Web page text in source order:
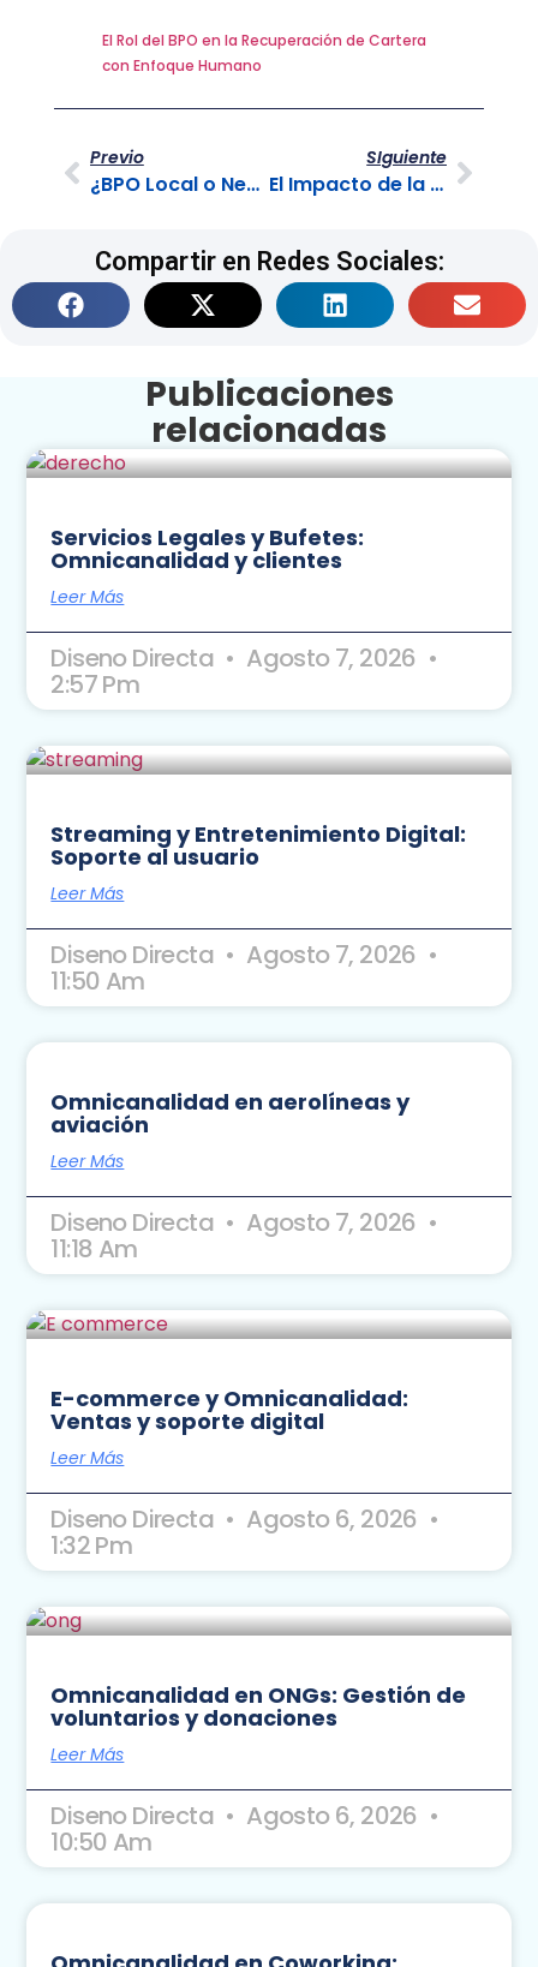
El Rol del BPO en la Recuperación de Cartera
con Enfoque Humano
Previo
¿BPO Local o Nearshore? La Ventaja de la Proximidad Cultural y Horaria
SIguiente
El Impacto de la Primera Llamada en la Adopción del Producto (Onboarding)
Compartir en Redes Sociales:
Publicaciones
relacionadas
Servicios Legales y Bufetes:
Omnicanalidad y clientes
Leer Más
Diseno Directa Agosto 7, 2026
2:57 Pm
Streaming y Entretenimiento Digital:
Soporte al usuario
Leer Más
Diseno Directa Agosto 7, 2026
11:50 Am
Omnicanalidad en aerolíneas y
aviación
Leer Más
Diseno Directa Agosto 7, 2026
11:18 Am
E-commerce y Omnicanalidad:
Ventas y soporte digital
Leer Más
Diseno Directa Agosto 6, 2026
1:32 Pm
Omnicanalidad en ONGs: Gestión de
voluntarios y donaciones
Leer Más
Diseno Directa Agosto 6, 2026
10:50 Am